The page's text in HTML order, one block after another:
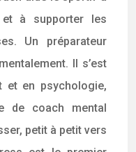
et à supporter les
Un préparateur
Il s’est
en psychologie,
de coach mental
petit à petit vers